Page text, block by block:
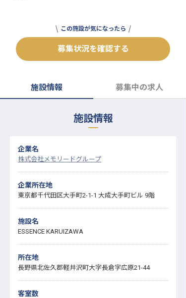
無料 転職サポートに申し込む
採用をお考えの企業様へ
この施設が気になったら
募集状況を確認する
施設情報 募集中の求人
施設情報
企業名
株式会社メモリードグループ
企業所在地
東京都千代田区大手町2-1-1 大成大手町ビル 9階
施設名
ESSENCE KARUIZAWA
所在地
長野県北佐久郡軽井沢町大字長倉字広原21-44
客室数